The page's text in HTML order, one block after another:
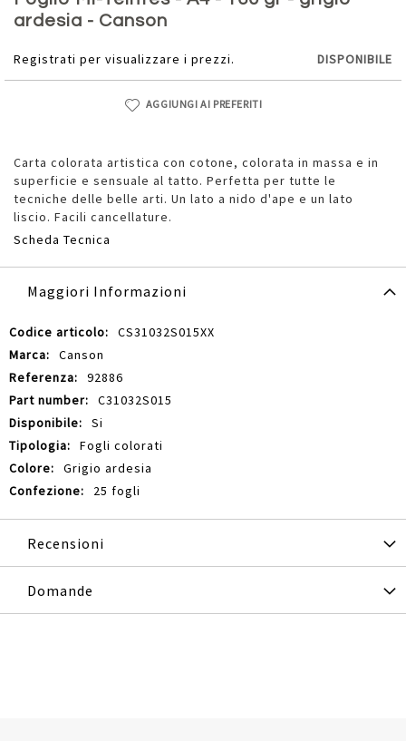
ardesia - Canson
Registrati per visualizzare i prezzi. DISPONIBILE
AGGIUNGI AI PREFERITI
Carta colorata artistica con cotone, colorata in massa e in
superficie e sensuale al tatto. Perfetta per tutte le
tecniche delle belle arti. Un lato a nido d'ape e un lato
liscio. Facili cancellature.
Scheda Tecnica
della
galleria
immagini
Maggiori Informazioni
Maggiori
Informazioni
CS31032S015XX
Canson
92886
C31032S015
Si
Fogli colorati
Grigio ardesia
25 fogli
Recensioni
Domande